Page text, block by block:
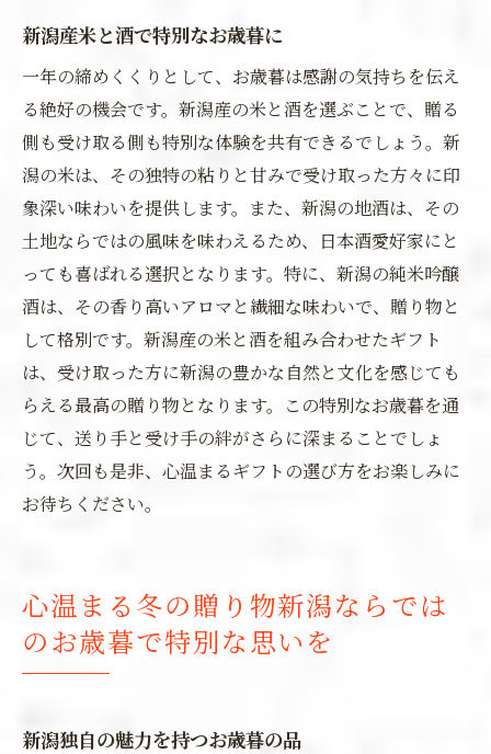
新潟産米と酒で特別なお歳暮に
一年の締めくくりとして、お歳暮は感謝の気持ちを伝え
る絶好の機会です。新潟産の米と酒を選ぶことで、贈る
側も受け取る側も特別な体験を共有できるでしょう。新
潟の米は、その独特の粘りと甘みで受け取った方々に印
象深い味わいを提供します。また、新潟の地酒は、その
土地ならではの風味を味わえるため、日本酒愛好家にと
っても喜ばれる選択となります。特に、新潟の純米吟醸
酒は、その香り高いアロマと繊細な味わいで、贈り物と
して格別です。新潟産の米と酒を組み合わせたギフト
は、受け取った方に新潟の豊かな自然と文化を感じても
らえる最高の贈り物となります。この特別なお歳暮を通
じて、送り手と受け手の絆がさらに深まることでしょ
う。次回も是非、心温まるギフトの選び方をお楽しみに
お待ちください。
心温まる冬の贈り物新潟ならでは
のお歳暮で特別な思いを
新潟独自の魅力を持つお歳暮の品